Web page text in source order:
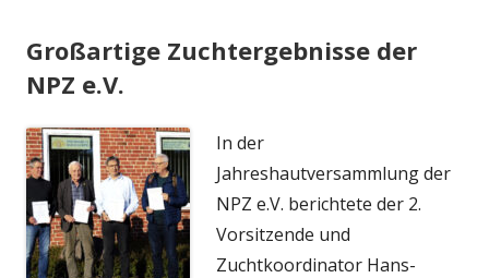
Großartige Zuchtergebnisse der
NPZ e.V.
In der
Jahreshautversammlung der
NPZ e.V. berichtete der 2.
Vorsitzende und
Zuchtkoordinator Hans-